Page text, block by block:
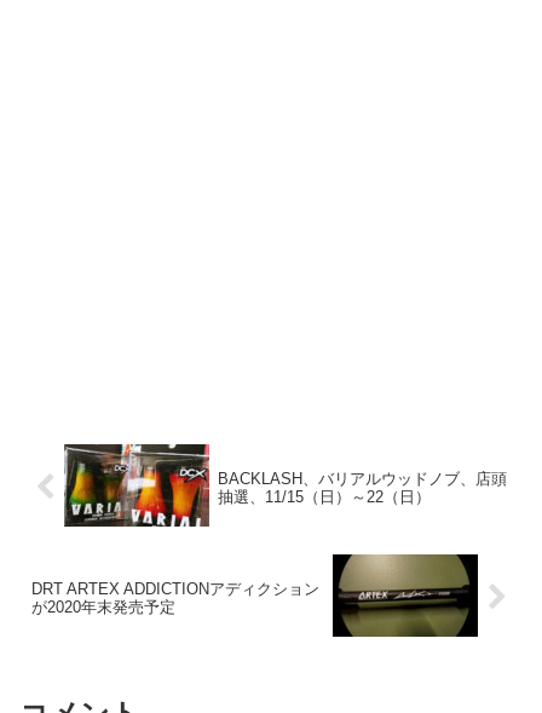
BACKLASH、バリアルウッドノブ、店頭
抽選、11/15（日）～22（日）
DRT ARTEX ADDICTIONアディクション
が2020年末発売予定